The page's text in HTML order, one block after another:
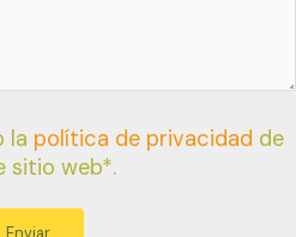
la política de privacidad de
sitio web*.